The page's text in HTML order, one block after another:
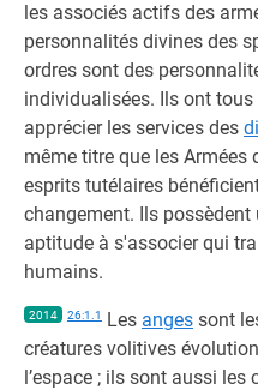
les associés actifs des
personnalités divines des
ordres sont des
individualisées. Ils ont
apprécier les services des
même titre que les Armées
esprits tutélaires
changement. Ils
aptitude à s'associer qui
humains.
2014 26:1.1 Les anges sont
créatures volitives
l’espace ; ils sont aussi